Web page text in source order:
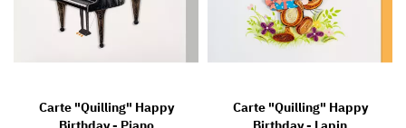
Carte "Quilling" Happy
Carte "Quilling" Happy